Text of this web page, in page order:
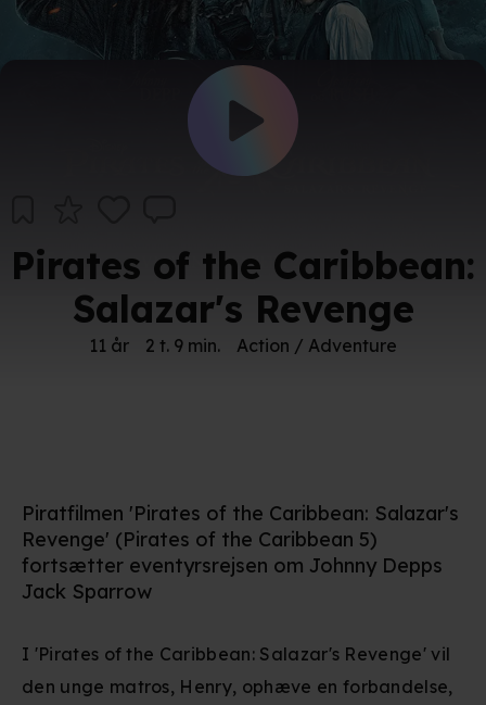
Pirates of the Caribbean:
Salazar's Revenge
11 år 2 t. 9 min. Action / Adventure
Piratfilmen 'Pirates of the Caribbean: Salazar's
Revenge' (Pirates of the Caribbean 5)
fortsætter eventyrsrejsen om Johnny Depps
Jack Sparrow
I 'Pirates of the Caribbean: Salazar's Revenge' vil
den unge matros, Henry, ophæve en forbandelse,